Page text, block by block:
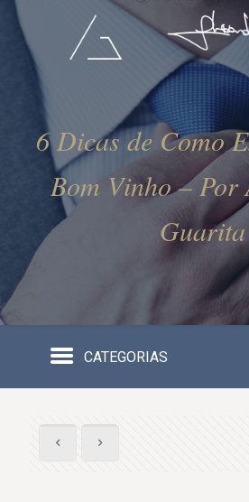
6 Dicas de Como
Bom Vinho – Por
Guarita
CATEGORIAS